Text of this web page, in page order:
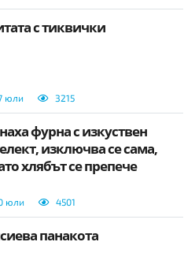
с тиквички
юли 3215
фурна с изкуствен
изключва се сама,
хлябът се препече
юли 4501
панакота